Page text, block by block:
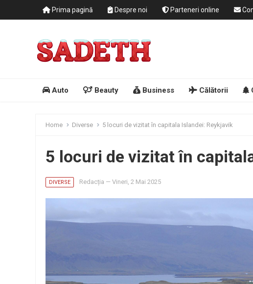
Prima pagină Despre noi Parteneri online
Auto Beauty Business Călătorii
Home Diverse 5 locuri de vizitat în capitala Islandei: Reykjavik
5 locuri de vizitat în
DIVERSE Redacția — Vineri, 2 Mai 2025